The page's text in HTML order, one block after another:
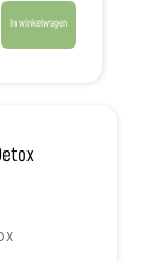
In winkelwagen